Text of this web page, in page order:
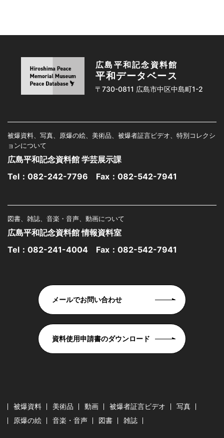
広島平和記念資料館
平和データベース
〒730-0811 広島市中区中島町1-2
被爆資料、写真、原爆の絵、美術品、被爆者証言ビデオ、特別コレクシ
ョンについて
広島平和記念資料館 学芸展示課
Tel： 082-242-7796 Fax：082-542-7941
図書、雑誌、音楽・音声、動画について
広島平和記念資料館 情報資料室
Tel： 082-241-4004 Fax：082-542-7941
メールでお問い合わせ
資料使用申請書のダウンロード
被爆資料 美術品 動画 被爆者証言ビデオ
写真
原爆の絵
音楽・音声 図書 雑誌